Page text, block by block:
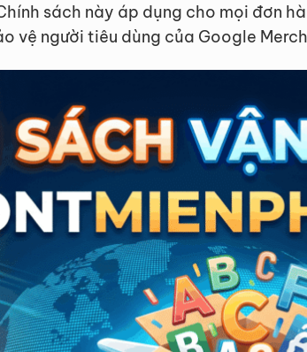
sách này áp dụng cho mọi đơn
vệ người tiêu dùng của Google